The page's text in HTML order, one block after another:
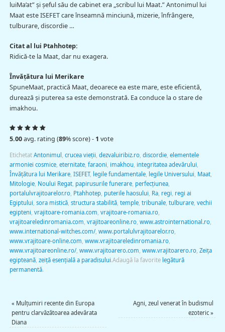
luiMa’at” şi şeful său de cabinet era „scribul lui Maat.” Antonimul lui
Maat este ISEFET care înseamnă minciună, mizerie, înfrângere,
tulburare, discordie …
Citat al lui Ptahhotep:
Ridică-te la Maat, dar nu exagera.
Învăţătura lui Merikare
SpuneMaat, practică Maat, deoarece ea este mare, este eficientă,
durează şi puterea sa este demonstrată. Ea conduce la o stare de
imakhou.
5.00avg. rating (89% score) - 1 vote
Etichetat Antonimul , crucea vieţii, dezvaluiribiz.ro, discordie, elementele
armoniei cosmice, eternitate, faraoni, imakhou, integritatea adevărului,
Învăţătura lui Merikare, ISEFET, legile fundamentale, legile Universului, Maat,
Mitologie, Noului Regat, papirusurile funerare, perfecţiunea,
portalulvrajitoarelor.ro, Ptahhotep, puterile haosului, Ra, regi, regi ai
Egiptului, sora mistică, structura stabilită, temple, tribunale, tulburare, vechii
egipteni, vrajitoare-romania.com, vrajitoare-romania.ro,
vrajitoareledinromania.com, vrajitoareonline.ro, www.astrointernational.ro,
www.international-witches.com/, www.portalulvrajitoarelor.ro,
www.vrajitoare-online.com, www.vrajitoareledinromania.ro,
www.vrajitoareonline.ro/, www.vrajitoarero.com, www.vrajitoarero.ro, Zeiţa
egipteană, zeiţă esenţială a paradisului.Adaugă la favorite legătură
permanentă.
« Mulţumiri recente din Europa
pentru clarvăzătoarea adevărata
Diana
Agni, zeul venerat în budismul
ezoteric»